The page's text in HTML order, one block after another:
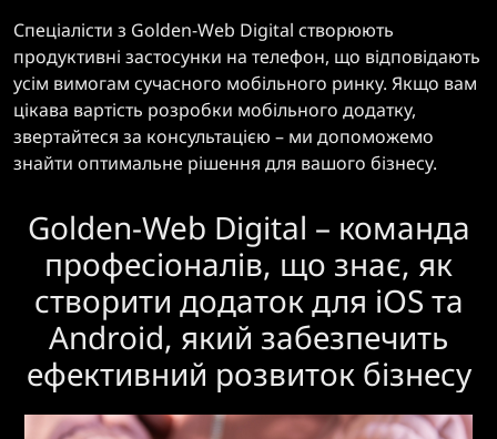
Спеціалісти з Golden-Web Digital створюють
продуктивні застосунки на телефон, що відповідають
усім вимогам сучасного мобільного ринку. Якщо вам
цікава вартість розробки мобільного додатку,
звертайтеся за консультацією – ми допоможемо
знайти оптимальне рішення для вашого бізнесу.
Golden-Web Digital – команда
професіоналів, що знає, як
створити додаток для iOS та
Android, який забезпечить
ефективний розвиток бізнесу